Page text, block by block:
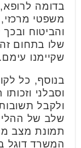
בדומה
משפטי מרכזי,
והביטוח
שלו בתחום
שקיימנו עימם.
בנוסף, כל
וסבלני
ולקבל
שלב של
תמונת מצב
המשרד דוגל